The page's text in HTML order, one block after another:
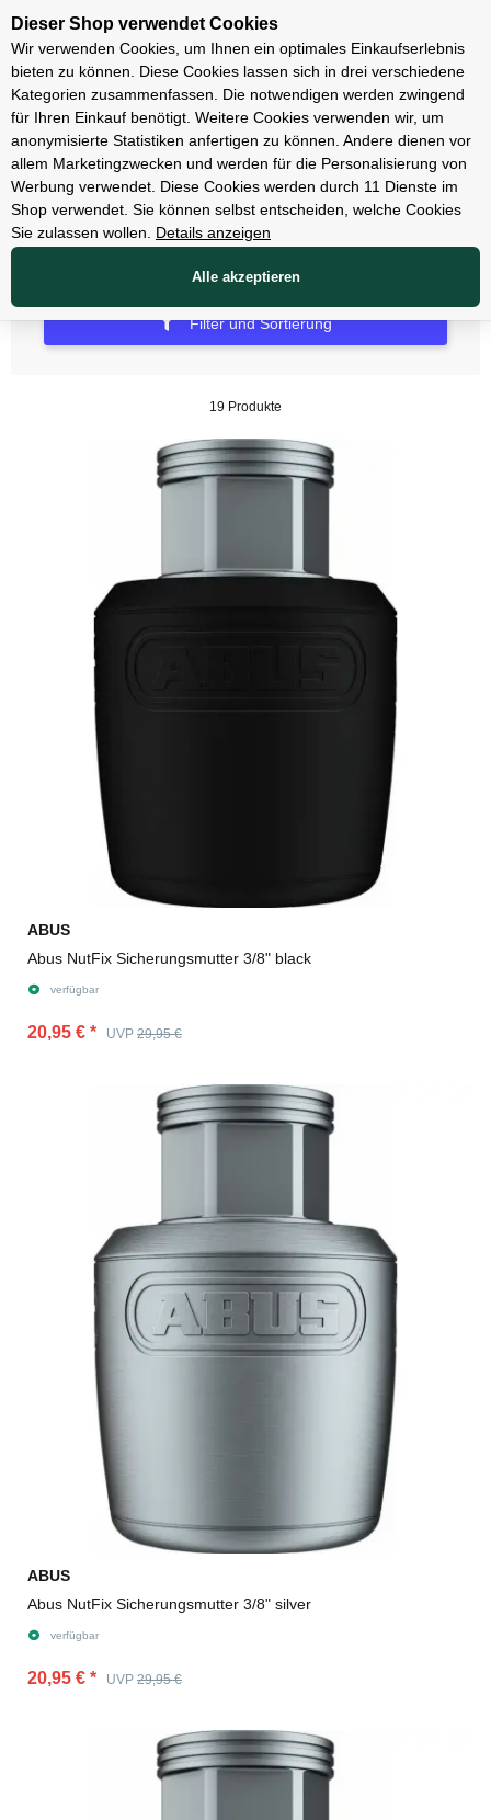
Unsere Filialen
Räder & Reifen & Schläuche
Zubehör Laufräder
Filter und Sortierung
19 Produkte
ABUS
Abus NutFix Sicherungsmutter 3/8" black
verfügbar
20,95 € * UVP 29,95 €
ABUS
Abus NutFix Sicherungsmutter 3/8" silver
verfügbar
20,95 € * UVP 29,95 €
Dieser Shop verwendet Cookies
Wir verwenden Cookies, um Ihnen ein optimales Einkaufserlebnis
bieten zu können. Diese Cookies lassen sich in drei verschiedene
Kategorien zusammenfassen. Die notwendigen werden zwingend
für Ihren Einkauf benötigt. Weitere Cookies verwenden wir, um
anonymisierte Statistiken anfertigen zu können. Andere dienen vor
allem Marketingzwecken und werden für die Personalisierung von
Werbung verwendet. Diese Cookies werden durch 11 Dienste im
Shop verwendet. Sie können selbst entscheiden, welche Cookies
Sie zulassen wollen.
Details anzeigen
Alle akzeptieren